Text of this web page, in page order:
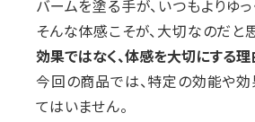
バームを塗る手が、いつもよりゆっ
そんな体感こそが、大切なのだと
効果ではなく、体感を大切にする理
今回の商品では、特定の効能や効
てはいません。